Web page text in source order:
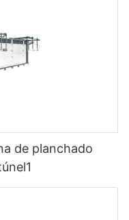
de planchado